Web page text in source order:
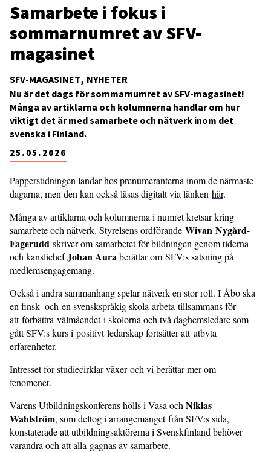
SFV-MAGASINET NYHETER
Samarbete i fokus i
sommarnumret av SFV-
magasinet
25.05.2026
Nu är det dags för sommarnumret av SFV-magasinet!
Många av artiklarna och kolumnerna handlar om hur
viktigt det är med samarbete och nätverk inom det
svenska i Finland.
Papperstidningen landar hos prenumeranterna inom de närmaste
dagarna, men den kan också läsas digitalt via länken här.
Många av artiklarna och kolumnerna i numret kretsar kring
samarbete och nätverk. Styrelsens ordförande Wivan Nygård-
Fagerudd skriver om samarbetet för bildningen genom tiderna
och kanslichefJohan Auraberättar om SFV:s satsning på
medlemsengagemang.
Också i andra sammanhang spelar nätverk en stor roll. I Åbo ska
en finsk- och en svenskspråkig skola arbeta tillsammans för
att förbättra välmåendet i skolorna och två daghemsledare som
gått SFV:s kurs i positivt ledarskap fortsätter att utbyta
erfarenheter.
Intresset för studiecirklar växer och vi berättar mer om
fenomenet.
Vårens Utbildningskonferens hölls i Vasa och Niklas
Wahlström, som deltog i arrangemanget från SFV:s sida,
konstaterade att utbildningsaktörerna i Svenskfinland behöver
varandra och att alla gagnas av samarbete.